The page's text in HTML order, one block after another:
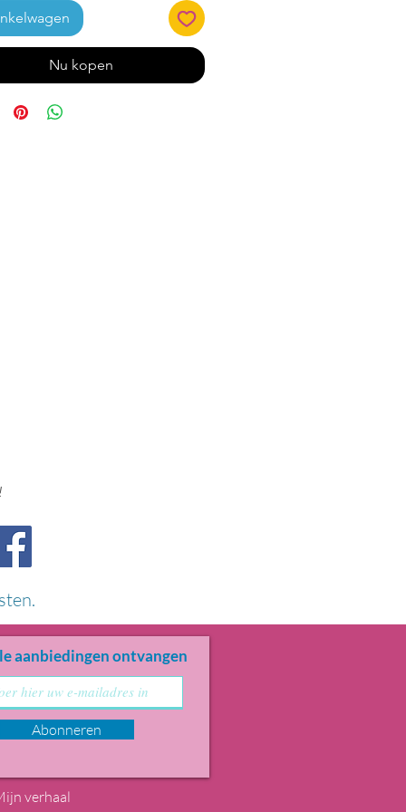
Nu kopen
aanbiedingen ontvangen
Abonneren
verhaal